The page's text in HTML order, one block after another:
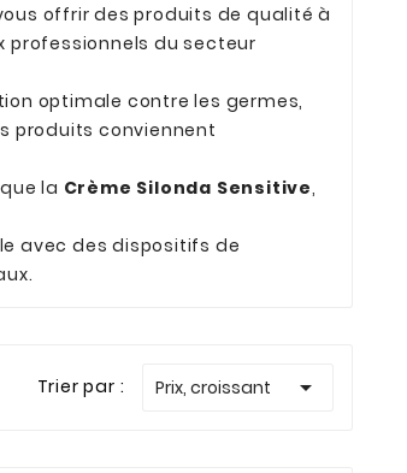
offrir des produits de qualité à
professionnels du secteur
optimale contre les germes,
produits conviennent
la Crème Silonda Sensitive,
avec des dispositifs de
Trier par : Prix, croissant 